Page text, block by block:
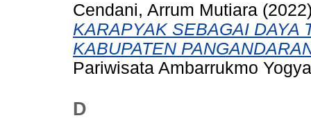
Cendani, Arrum Mutiara
KARAPYAK SEBAGAI DAYA
KABUPATEN
Pariwisata Ambarrukmo
D